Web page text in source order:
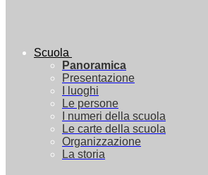
Scuola
Panoramica
Presentazione
I luoghi
Le persone
I numeri della scuola
Le carte della scuola
Organizzazione
La storia